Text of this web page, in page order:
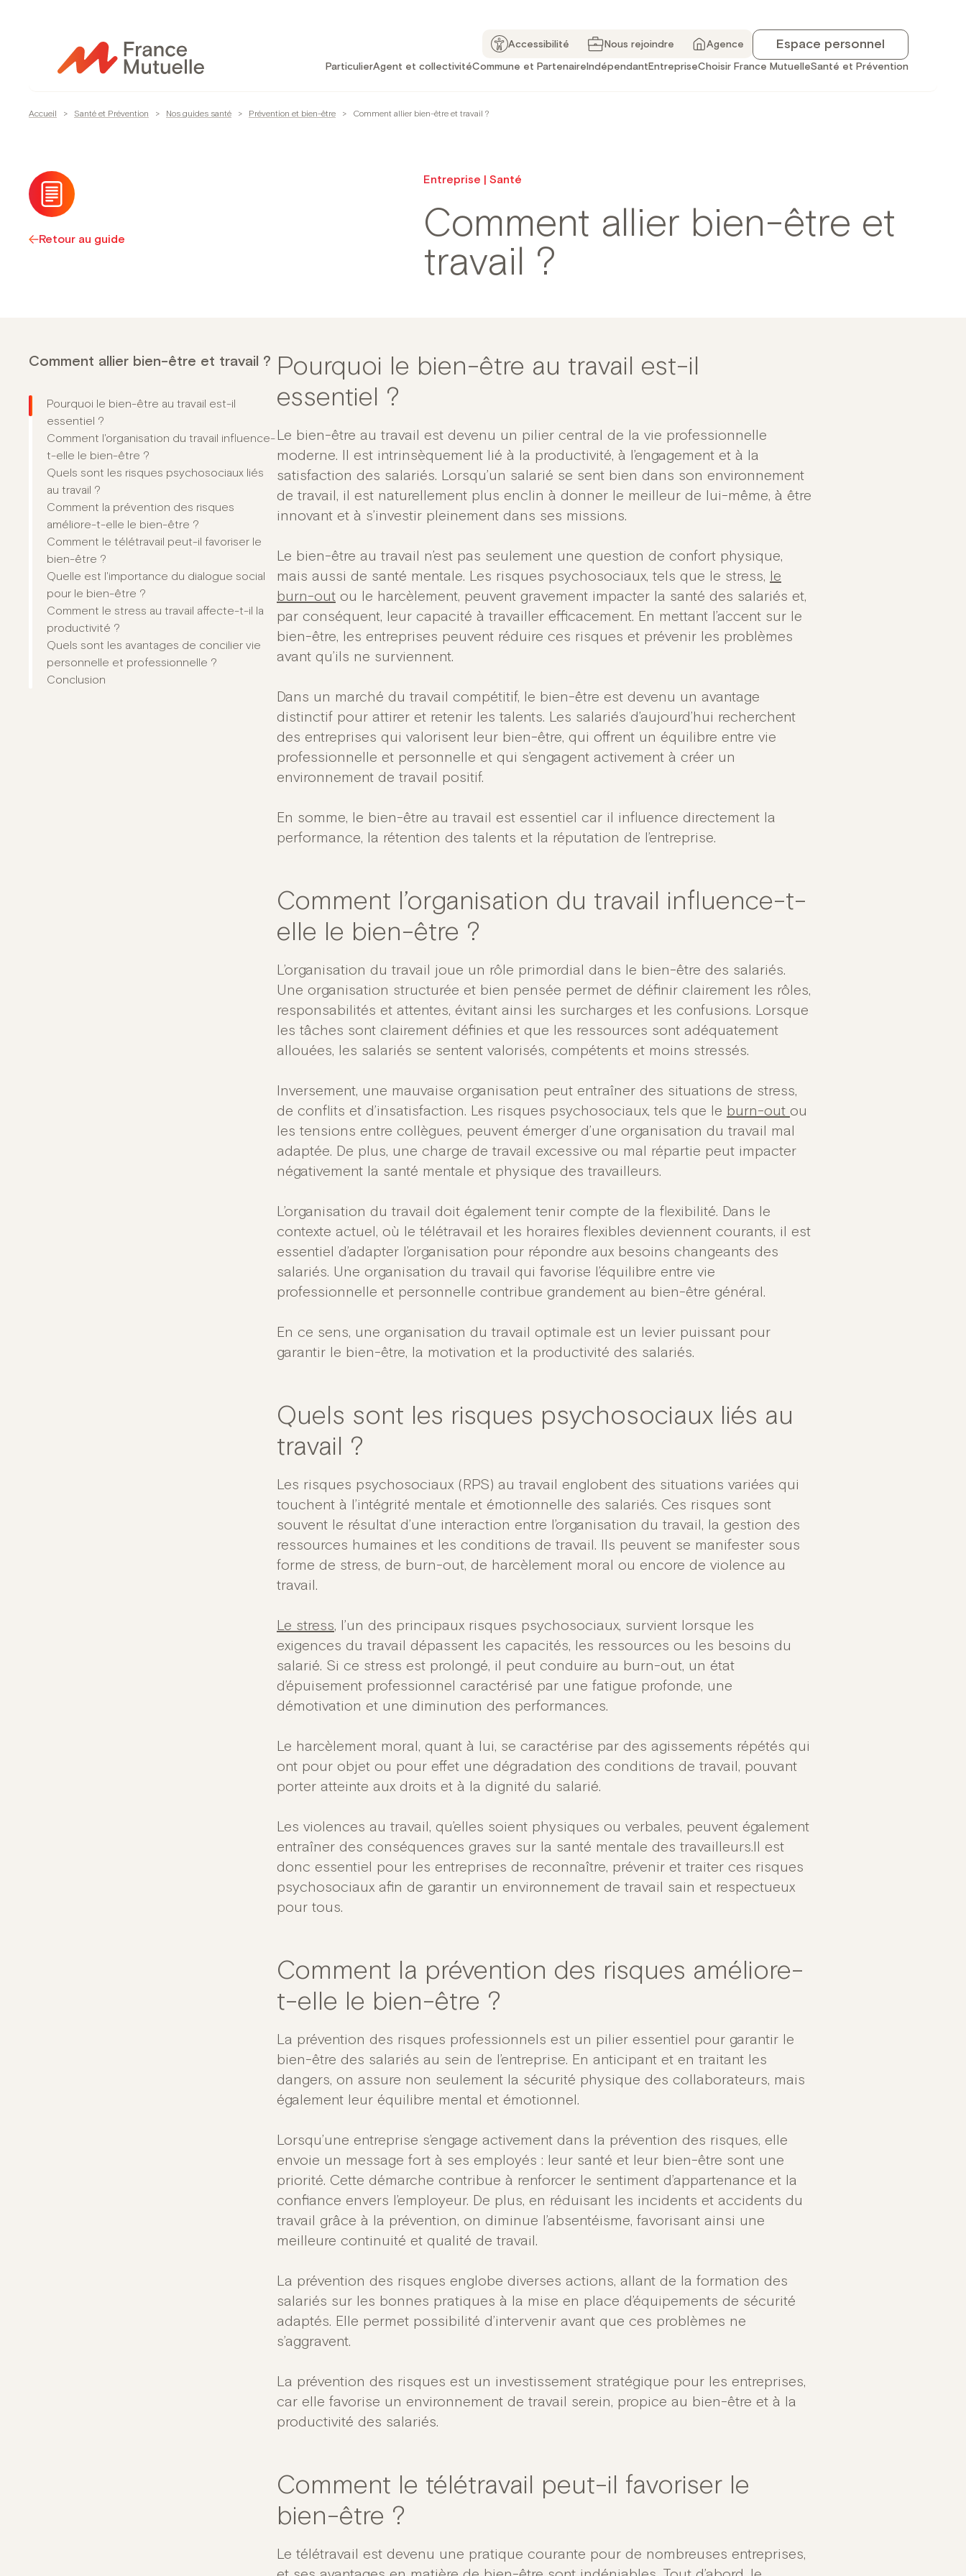
contenu
Accessibilité Nous rejoindre Agence Espace personnel
ParticulierAgent et collectivitéCommune et Partenaire Indépendant EntrepriseChoisir France MutuelleSanté et Prévention
Accueil > Santé et Prévention > Nos guides santé > Prévention et bien-être > Comment allier bien-être et travail ?
Retour au guide
Entreprise | Santé
Comment allier bien-être et
travail ?
Comment allier bien-être et travail ?
Pourquoi le bien-être au travail est-il
essentiel ?
Comment l'organisation du travail influence-
t-elle le bien-être ?
Quels sont les risques psychosociaux liés
au travail ?
Comment la prévention des risques
améliore-t-elle le bien-être ?
Comment le télétravail peut-il favoriser le
bien-être ?
Quelle est l'importance du dialogue social
pour le bien-être ?
Comment le stress au travail affecte-t-il la
productivité ?
Quels sont les avantages de concilier vie
personnelle et professionnelle ?
Conclusion
Pourquoi le bien-être au travail est-il
essentiel ?
Le bien-être au travail est devenu un pilier central de la vie professionnelle
moderne. Il est intrinsèquement lié à la productivité, à l’engagement et à la
satisfaction des salariés. Lorsqu’un salarié se sent bien dans son environnement
de travail, il est naturellement plus enclin à donner le meilleur de lui-même, à être
innovant et à s’investir pleinement dans ses missions.
Le bien-être au travail n’est pas seulement une question de confort physique,
mais aussi de santé mentale. Les risques psychosociaux, tels que le stress,
le
burn-out ou le harcèlement, peuvent gravement impacter la santé des salariés et,
par conséquent, leur capacité à travailler efficacement. En mettant l’accent sur le
bien-être, les entreprises peuvent réduire ces risques et prévenir les problèmes
avant qu’ils ne surviennent.
Dans un marché du travail compétitif, le bien-être est devenu un avantage
distinctif pour attirer et retenir les talents. Les salariés d’aujourd’hui recherchent
des entreprises qui valorisent leur bien-être, qui offrent un équilibre entre vie
professionnelle et personnelle et qui s’engagent activement à créer un
environnement de travail positif.
En somme, le bien-être au travail est essentiel car il influence directement la
performance, la rétention des talents et la réputation de l’entreprise.
Comment l’organisation du travail influence-t-
elle le bien-être ?
L’organisation du travail joue un rôle primordial dans le bien-être des salariés.
Une organisation structurée et bien pensée permet de définir clairement les rôles,
responsabilités et attentes, évitant ainsi les surcharges et les confusions. Lorsque
les tâches sont clairement définies et que les ressources sont adéquatement
allouées, les salariés se sentent valorisés, compétents et moins stressés.
Inversement, une mauvaise organisation peut entraîner des situations de stress,
de conflits et d’insatisfaction. Les risques psychosociaux, tels que le burn-out ou
les tensions entre collègues, peuvent émerger d’une organisation du travail mal
adaptée. De plus, une charge de travail excessive ou mal répartie peut impacter
négativement la santé mentale et physique des travailleurs.
L’organisation du travail doit également tenir compte de la flexibilité. Dans le
contexte actuel, où le télétravail et les horaires flexibles deviennent courants, il est
essentiel d’adapter l’organisation pour répondre aux besoins changeants des
salariés. Une organisation du travail qui favorise l’équilibre entre vie
professionnelle et personnelle contribue grandement au bien-être général.
En ce sens, une organisation du travail optimale est un levier puissant pour
garantir le bien-être, la motivation et la productivité des salariés.
Quels sont les risques psychosociaux liés au
travail ?
Les risques psychosociaux (RPS) au travail englobent des situations variées qui
touchent à l’intégrité mentale et émotionnelle des salariés. Ces risques sont
souvent le résultat d’une interaction entre l’organisation du travail, la gestion des
ressources humaines et les conditions de travail. Ils peuvent se manifester sous
forme de stress, de burn-out, de harcèlement moral ou encore de violence au
travail.
Le stress, l’un des principaux risques psychosociaux, survient lorsque les
exigences du travail dépassent les capacités, les ressources ou les besoins du
salarié. Si ce stress est prolongé, il peut conduire au burn-out, un état
d’épuisement professionnel caractérisé par une fatigue profonde, une
démotivation et une diminution des performances.
Le harcèlement moral, quant à lui, se caractérise par des agissements répétés qui
ont pour objet ou pour effet une dégradation des conditions de travail, pouvant
porter atteinte aux droits et à la dignité du salarié.
Les violences au travail, qu’elles soient physiques ou verbales, peuvent également
entraîner des conséquences graves sur la santé mentale des travailleurs.Il est
donc essentiel pour les entreprises de reconnaître, prévenir et traiter ces risques
psychosociaux afin de garantir un environnement de travail sain et respectueux
pour tous.
Comment la prévention des risques améliore-
t-elle le bien-être ?
La prévention des risques professionnels est un pilier essentiel pour garantir le
bien-être des salariés au sein de l’entreprise. En anticipant et en traitant les
dangers, on assure non seulement la sécurité physique des collaborateurs, mais
également leur équilibre mental et émotionnel.
Lorsqu’une entreprise s’engage activement dans la prévention des risques, elle
envoie un message fort à ses employés : leur santé et leur bien-être sont une
priorité. Cette démarche contribue à renforcer le sentiment d’appartenance et la
confiance envers l’employeur. De plus, en réduisant les incidents et accidents du
travail grâce à la prévention, on diminue l’absentéisme, favorisant ainsi une
meilleure continuité et qualité de travail.
La prévention des risques englobe diverses actions, allant de la formation des
salariés sur les bonnes pratiques à la mise en place d’équipements de sécurité
adaptés. Elle permet possibilité d’intervenir avant que ces problèmes ne
s’aggravent.
La prévention des risques est un investissement stratégique pour les entreprises,
car elle favorise un environnement de travail serein, propice au bien-être et à la
productivité des salariés.
Comment le télétravail peut-il favoriser le
bien-être ?
Le télétravail est devenu une pratique courante pour de nombreuses entreprises,